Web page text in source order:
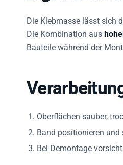
Die Klebmasse lässt sich
Die Kombination aus
Bauteile während der
Oberflächen sauber,
Band positionieren und
Bei Demontage